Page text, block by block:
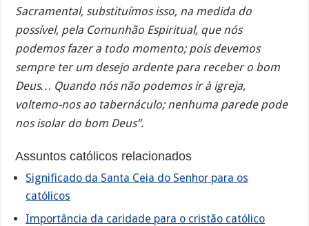
Sacramental, substituímos isso, na medida do
possível, pela Comunhão Espiritual, que nós
podemos fazer a todo momento; pois devemos
sempre ter um desejo ardente para receber o bom
Deus… Quando nós não podemos ir à igreja,
voltemo-nos ao tabernáculo; nenhuma parede pode
nos isolar do bom Deus”.
Assuntos católicos relacionados
Significado da Santa Ceia do Senhor para os
católicos
Importância da caridade para o cristão católico